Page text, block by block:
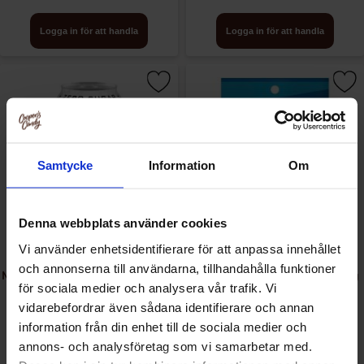
Samtycke Information Om
Denna webbplats använder cookies
Vi använder enhetsidentifierare för att anpassa innehållet
och annonserna till användarna, tillhandahålla funktioner
för sociala medier och analysera vår trafik. Vi
vidarebefordrar även sådana identifierare och annan
information från din enhet till de sociala medier och
annons- och analysföretag som vi samarbetar med.
Logga in för att handla Logga in för att handla
Monster Energy Ultra Zero 50cl
x 24st
Jolly Rancher Hard Candy Bag
198g x 12st